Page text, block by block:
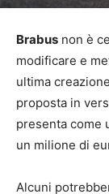
Brabus non è
modificare e
ultima
proposta in
presenta come
un milione di
Alcuni